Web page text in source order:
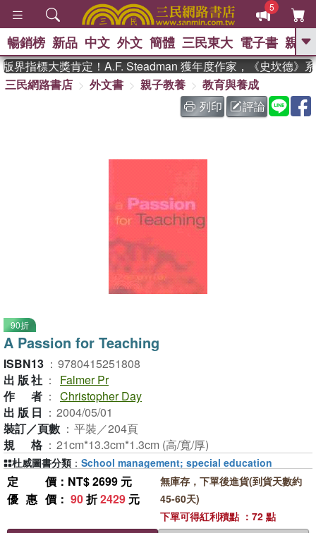
5
GO
熱搜： 東野圭吾 、 The Odyssey
、 如果歷史是一群喵 、 暑期
國際布克獎 臺灣漫遊錄 、 方
暢銷榜 新品 中文 外文 簡體 三民東大 電子書 親子
指標大獎肯定！A.F. Steadman 獲年度作家，《史坎德》系
三民網路書店
外文書 親子教養
教育與養成
列印
評論
90折
A Passion for Teaching
ISBN13 ： 9780415251808
出版社 ：
Falmer Pr
作者 ： Christopher Day
出版日 ： 2004/05/01
裝訂／頁數 ： 平裝／204頁
規格 ： 21cm*13.3cm*1.3cm (高/寬/厚)
定價 ：NT$ 2699 元
優惠價 ： 90折2429 元
無庫存，下單後進貨(到貨天數約
45-60天)
下單可得紅利積點 ：72 點
杜威圖書分類 ： School management; special education